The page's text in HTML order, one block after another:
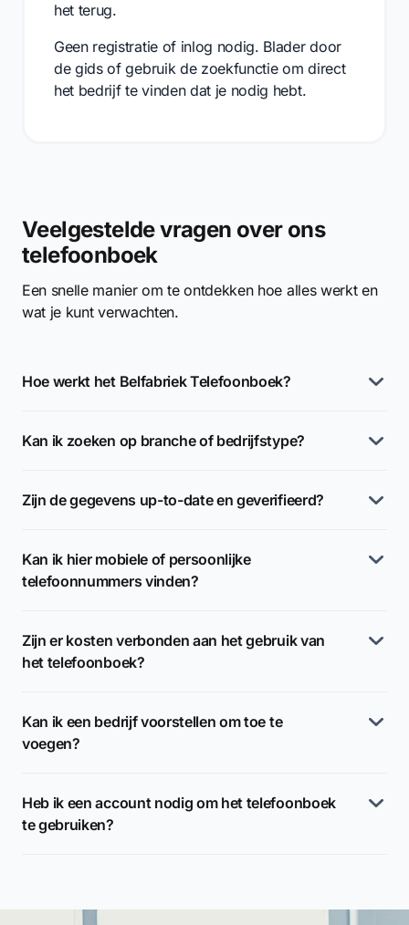
het terug.
Geen registratie of inlog nodig. Blader door
de gids of gebruik de zoekfunctie om direct
het bedrijf te vinden dat je nodig hebt.
Veelgestelde vragen over ons
telefoonboek
Een snelle manier om te ontdekken hoe alles werkt en
wat je kunt verwachten.
Hoe werkt het Belfabriek Telefoonboek?
Kan ik zoeken op branche of bedrijfstype?
Zijn de gegevens up-to-date en geverifieerd?
Kan ik hier mobiele of persoonlijke
telefoonnummers vinden?
Zijn er kosten verbonden aan het gebruik van
het telefoonboek?
Kan ik een bedrijf voorstellen om toe te
voegen?
Heb ik een account nodig om het telefoonboek
te gebruiken?